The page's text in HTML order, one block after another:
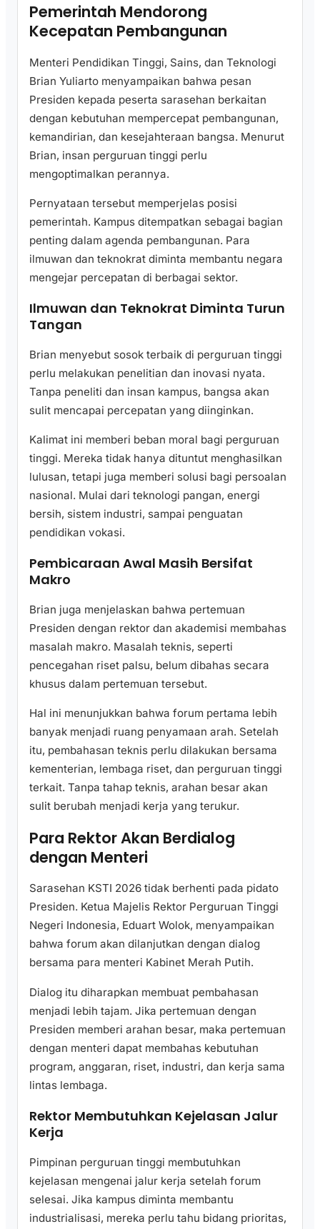
Pemerintah Mendorong
Kecepatan Pembangunan
Menteri Pendidikan Tinggi, Sains, dan Teknologi
Brian Yuliarto menyampaikan bahwa pesan
Presiden kepada peserta sarasehan berkaitan
dengan kebutuhan mempercepat pembangunan,
kemandirian, dan kesejahteraan bangsa. Menurut
Brian, insan perguruan tinggi perlu
mengoptimalkan perannya.
Pernyataan tersebut memperjelas posisi
pemerintah. Kampus ditempatkan sebagai bagian
penting dalam agenda pembangunan. Para
ilmuwan dan teknokrat diminta membantu negara
mengejar percepatan di berbagai sektor.
Ilmuwan dan Teknokrat Diminta Turun
Tangan
Brian menyebut sosok terbaik di perguruan tinggi
perlu melakukan penelitian dan inovasi nyata.
Tanpa peneliti dan insan kampus, bangsa akan
sulit mencapai percepatan yang diinginkan.
Kalimat ini memberi beban moral bagi perguruan
tinggi. Mereka tidak hanya dituntut menghasilkan
lulusan, tetapi juga memberi solusi bagi persoalan
nasional. Mulai dari teknologi pangan, energi
bersih, sistem industri, sampai penguatan
pendidikan vokasi.
Pembicaraan Awal Masih Bersifat
Makro
Brian juga menjelaskan bahwa pertemuan
Presiden dengan rektor dan akademisi membahas
masalah makro. Masalah teknis, seperti
pencegahan riset palsu, belum dibahas secara
khusus dalam pertemuan tersebut.
Hal ini menunjukkan bahwa forum pertama lebih
banyak menjadi ruang penyamaan arah. Setelah
itu, pembahasan teknis perlu dilakukan bersama
kementerian, lembaga riset, dan perguruan tinggi
terkait. Tanpa tahap teknis, arahan besar akan
sulit berubah menjadi kerja yang terukur.
Para Rektor Akan Berdialog
dengan Menteri
Sarasehan KSTI 2026 tidak berhenti pada pidato
Presiden. Ketua Majelis Rektor Perguruan Tinggi
Negeri Indonesia, Eduart Wolok, menyampaikan
bahwa forum akan dilanjutkan dengan dialog
bersama para menteri Kabinet Merah Putih.
Dialog itu diharapkan membuat pembahasan
menjadi lebih tajam. Jika pertemuan dengan
Presiden memberi arahan besar, maka pertemuan
dengan menteri dapat membahas kebutuhan
program, anggaran, riset, industri, dan kerja sama
lintas lembaga.
Rektor Membutuhkan Kejelasan Jalur
Kerja
Pimpinan perguruan tinggi membutuhkan
kejelasan mengenai jalur kerja setelah forum
selesai. Jika kampus diminta membantu
industrialisasi, mereka perlu tahu bidang prioritas,